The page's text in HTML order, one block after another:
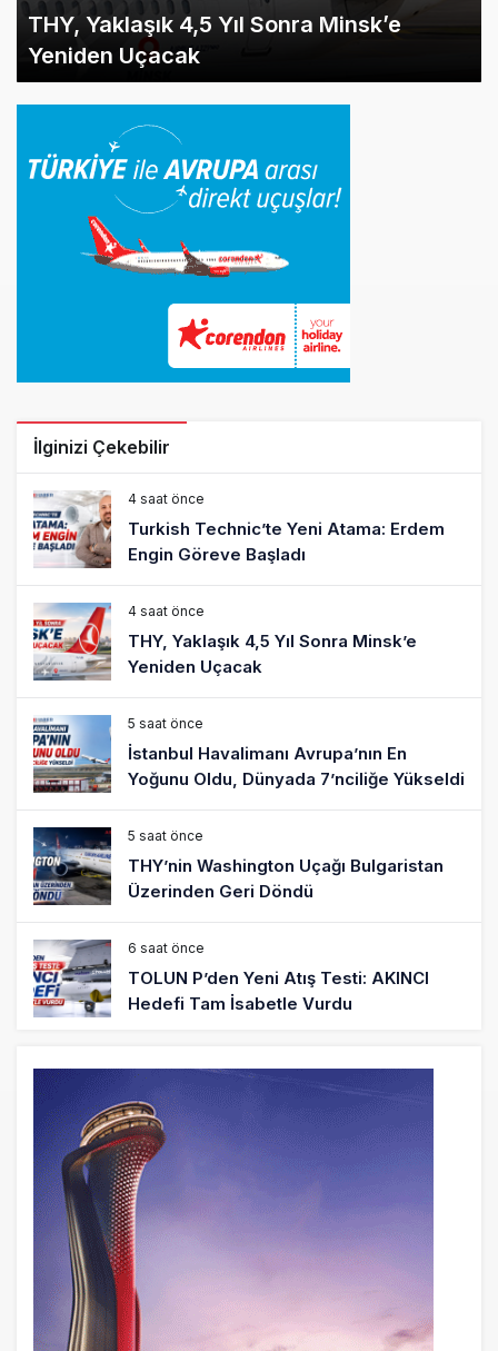
THY, Yaklaşık 4,5 Yıl Sonra Minsk’e
Yeniden Uçacak
İlginizi Çekebilir
4 saat önce
Turkish Technic’te Yeni Atama: Erdem
Engin Göreve Başladı
4 saat önce
THY, Yaklaşık 4,5 Yıl Sonra Minsk’e
Yeniden Uçacak
5 saat önce
İstanbul Havalimanı Avrupa’nın En
Yoğunu Oldu, Dünyada 7’nciliğe Yükseldi
5 saat önce
THY’nin Washington Uçağı Bulgaristan
Üzerinden Geri Döndü
6 saat önce
TOLUN P’den Yeni Atış Testi: AKINCI
Hedefi Tam İsabetle Vurdu
Türkiye’nin Milli Motor Projelerinde Yeni
Dönem: TEI TEKNOLOJİ Kuruldu
22 saat önce
SunExpress Günlük Yolcu Rekorunu 72
Bin 340’a Çıkardı
23 saat önce
İstanbul Havalimanı’nın 4. Pistinde İlk
Test Uçuşu Yapıldı